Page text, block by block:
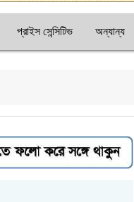
প্রাইস সেন্সিটিভ অন্যান্য